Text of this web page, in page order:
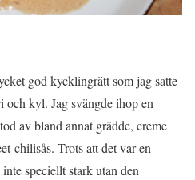
god kycklingrätt som jag satte
kyl. Jag svängde ihop en
av bland annat grädde, creme
chilisås. Trots att det var en
speciellt stark utan den